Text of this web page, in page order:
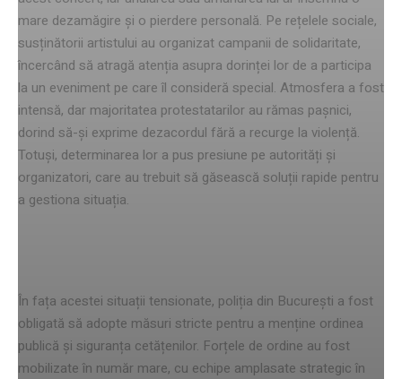
mare dezamăgire și o pierdere personală. Pe rețelele sociale,
susținătorii artistului au organizat campanii de solidaritate,
încercând să atragă atenția asupra dorinței lor de a participa
la un eveniment pe care îl consideră special. Atmosfera a fost
intensă, dar majoritatea protestatarilor au rămas pașnici,
dorind să-și exprime dezacordul fără a recurge la violență.
Totuși, determinarea lor a pus presiune pe autorități și
organizatori, care au trebuit să găsească soluții rapide pentru
a gestiona situația.
În fața acestei situații tensionate, poliția din București a fost
obligată să adopte măsuri stricte pentru a menține ordinea
publică și siguranța cetățenilor. Forțele de ordine au fost
mobilizate în număr mare, cu echipe amplasate strategic în